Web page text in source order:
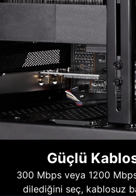
Güçlü
300 Mbps veya 1200
dilediğini seç, kablosuz